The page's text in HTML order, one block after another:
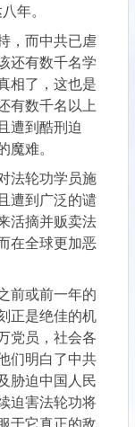
年。
，而中共已虐
还有数千名学
相了，这也是
有数千名以上
遭到酷刑迫
难。
法轮功学员施
遭到广泛的谴
活摘并贩卖法
在全球更加恶
前或前一年的
正是绝佳的机
党员，社会各
们明白了中共
胁迫中国人民
迫害法轮功将